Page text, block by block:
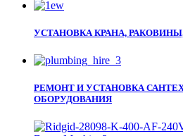
УСТАНОВКА КРАНА,
РЕМОНТ И УСТАНОВКА
ОБОРУДОВАНИЯ